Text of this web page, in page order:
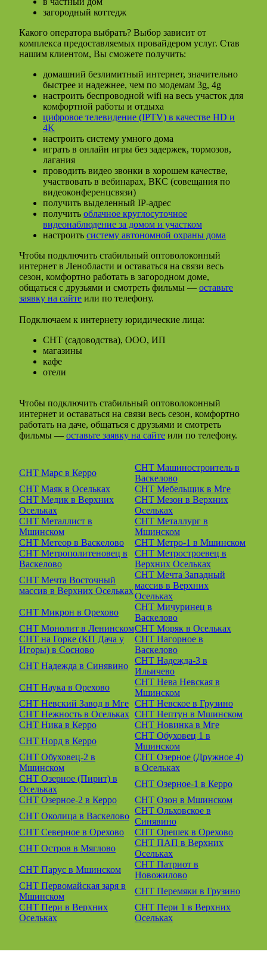
загородный коттедж
Какого оператора выбрать? Выбор зависит от
комплекса предоставляемых провайдером услуг. Став
нашим клиентом, Вы сможете получить:
домашний безлимитный интернет, значительно
быстрее и надежнее, чем по модемам 3g, 4g
настроить беспроводной wifi на весь участок для
комфортной работы и отдыха
цифровое телевидение (IPTV) в качестве HD и
4K
настроить систему умного дома
играть в онлайн игры без задержек, тормозов,
лагания
проводить видео звонки в хорошем качестве,
участвовать в вебинарах, ВКС (совещания по
видеоконференцсвязи)
получить выделенный IP-адрес
получить облачное круглосуточное
видеонаблюдение за домом и участком
настроить систему автономной охраны дома
Чтобы подключить стабильный оптоволоконный
интернет в Ленобласти и оставаться на связи весь
сезон, комфортно работать в загородном доме,
общаться с друзьями и смотреть фильмы — оставьте
заявку на сайте или по телефону.
Подключаем к интернету юридические лица:
СНТ (садоводства), ООО, ИП
магазины
кафе
отели
Чтобы подключить стабильный оптоволоконный
интернет и оставаться на связи весь сезон, комфортно
работать на даче, общаться с друзьями и смотреть
фильмы — оставьте заявку на сайте или по телефону.
СНТ Марс в Керро
СНТ Машиностроитель в
Васкелово
СНТ Маяк в Осельках
СНТ Мебельщик в Мге
СНТ Медик в Верхних
Осельках
СНТ Мезон в Верхних
Осельках
СНТ Металлист в
Мшинском
СНТ Металлург в
Мшинском
СНТ Метеор в Васкелово
СНТ Метро-1 в Мшинском
СНТ Метрополитеновец в
Васкелово
СНТ Метростроевец в
Верхних Осельках
СНТ Мечта Восточный
массив в Верхних Осельках
СНТ Мечта Западный
массив в Верхних
Осельках
СНТ Микрон в Орехово
СНТ Мичуринец в
Васкелово
СНТ Монолит в ЛенинскомСНТ Моряк в Осельках
СНТ на Горке (КП Дача у
Игоры) в Сосново
СНТ Нагорное в
Васкелово
СНТ Надежда в Синявино
СНТ Надежда-3 в
Ильичево
СНТ Наука в Орехово
СНТ Нева Невская в
Мшинском
СНТ Невский Завод в Мге СНТ Невское в Грузино
СНТ Нежность в Осельках СНТ Нептун в Мшинском
СНТ Ника в Керро
СНТ Новинка в Мге
СНТ Норд в Керро
СНТ Обуховец 1 в
Мшинском
СНТ Обуховец-2 в
Мшинском
СНТ Озерное (Дружное 4)
в Осельках
СНТ Озерное (Пирит) в
Осельках
СНТ Озерное-1 в Керро
СНТ Озерное-2 в Керро
СНТ Озон в Мшинском
СНТ Околица в Васкелово
СНТ Ольховское в
Синявино
СНТ Северное в Орехово
СНТ Орешек в Орехово
СНТ Остров в Мяглово
СНТ ПАП в Верхних
Осельках
СНТ Парус в Мшинском
СНТ Патриот в
Новожилово
СНТ Первомайская заря в
Мшинском
СНТ Перемяки в Грузино
СНТ Пери в Верхних
Осельках
СНТ Пери 1 в Верхних
Осельках